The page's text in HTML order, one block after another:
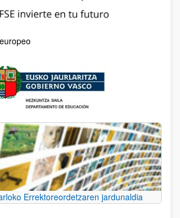
Errektoreordetzaren jardunaldia